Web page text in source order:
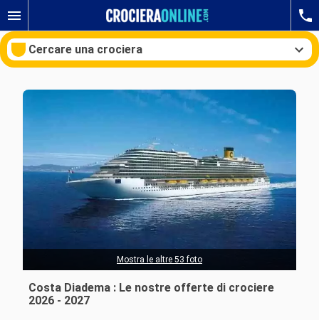
Cercare una crociera
Mesi di partenza
Compagnie
Ricerca
Costa Diadema : Le nostre offerte di crociere
2026 - 2027
Mostra le altre 53 foto